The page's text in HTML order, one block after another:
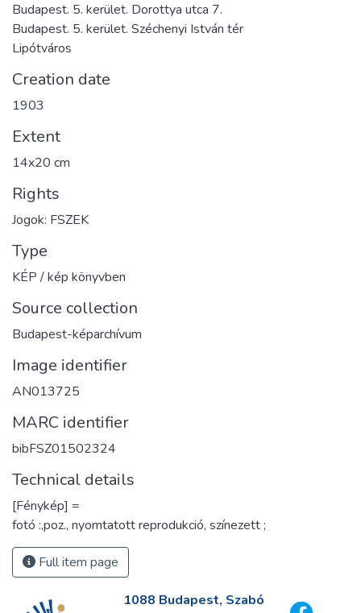
Budapest. 5. kerület. Dorottya utca 7.
Budapest. 5. kerület. Széchenyi István tér
Lipótváros
Creation date
1903
Extent
14x20 cm
Rights
Jogok: FSZEK
Type
KÉP / kép könyvben
Source collection
Budapest-képarchívum
Image identifier
AN013725
MARC identifier
bibFSZ01502324
Technical details
[Fénykép] =
fotó :,poz., nyomtatott reprodukció, színezett ;
Full item page
1088 Budapest, Szabó